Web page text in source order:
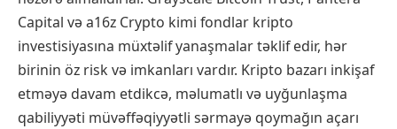
Capital və a16z Crypto kimi fondlar kripto
investisiyasına müxtəlif yanaşmalar təklif edir, hər
birinin öz risk və imkanları vardır. Kripto bazarı inkişaf
etməyə davam etdikcə, məlumatlı və uyğunlaşma
qabiliyyəti müvəffəqiyyətli sərmayə qoymağın açarı